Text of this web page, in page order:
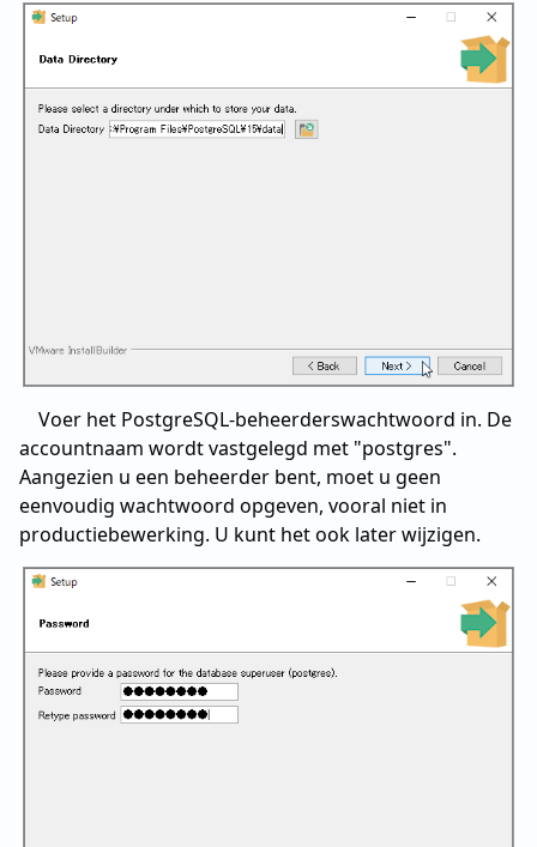
Voer het PostgreSQL-beheerderswachtwoord in. De
accountnaam wordt vastgelegd met "postgres".
Aangezien u een beheerder bent, moet u geen
eenvoudig wachtwoord opgeven, vooral niet in
productiebewerking. U kunt het ook later wijzigen.